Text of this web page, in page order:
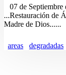
07 de Septiembre
...Restauración de
Madre de Dios......
areas degradadas